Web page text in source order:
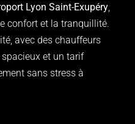
Lyon Saint-Exupéry
confort et la tranquillité.
avec des chauffeurs
et un tarif
sans stress à